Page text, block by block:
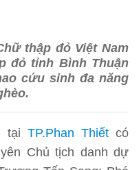
thập đỏ Việt Nam
đỏ tỉnh Bình Thuận
cứu sinh đa năng
tại TP.Phan Thiết có
Chủ tịch danh dự